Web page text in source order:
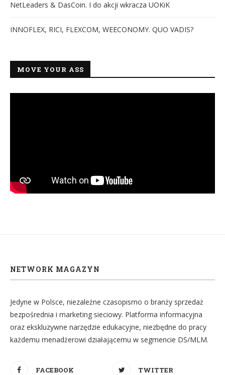
NetLeaders & DasCoin. I do akcji wkracza UOKiK
INNOFLEX, RICI, FLEXCOM, WEECONOMY. QUO VADIS?
MOVE YOUR ASS
NETWORK MAGAZYN
Jedyne w Polsce, niezależne czasopismo o branży sprzedaż
bezpośrednia i marketing sieciowy. Platforma informacyjna
oraz ekskluzywne narzędzie edukacyjne, niezbędne do pracy
każdemu menadżerowi działającemu w segmencie DS/MLM.
FACEBOOK TWITTER